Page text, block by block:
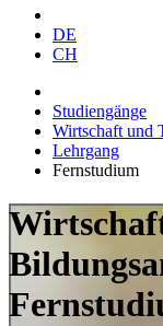
DE
CH
Studiengänge
Wirtschaft und
Lehrgang
Fernstudium